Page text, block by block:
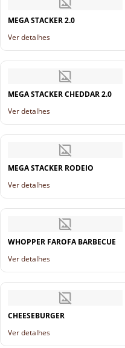
MEGA STACKER 2.0
Ver detalhes
MEGA STACKER CHEDDAR 2.0
Ver detalhes
MEGA STACKER RODEIO
Ver detalhes
WHOPPER FAROFA BARBECUE
Ver detalhes
CHEESEBURGER
Ver detalhes